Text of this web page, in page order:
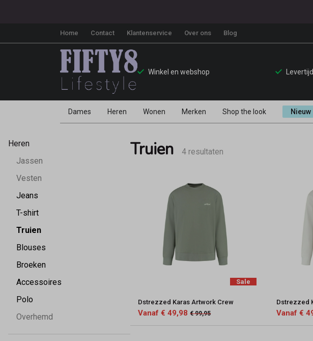
Home Contact Klantenservice Over ons Blog
Winkel en webshop
Dames Heren Wonen Merken Shop the look Nieuw
Truien
Fifty8
Heren
Jassen
Vesten
Jeans
T-shirt
Truien
Blouses
Broeken
Accessoires
Polo
Overhemd
Truien 4 resultaten
Sale
Dstrezzed Karas Artwork Crew
Vanaf € 49,98 € 99,95
Dstrezzed
Vanaf €